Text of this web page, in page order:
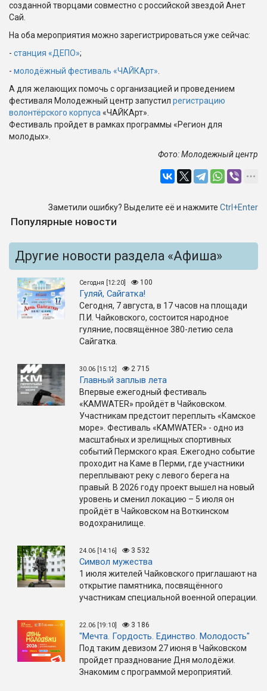
созданной творцами совместно с российской звездой Анет
Сай.
На оба мероприятия можно зарегистрироваться уже сейчас:
- станция «ДЕПО»;
- молодёжный фестиваль «ЧАЙКАрт»
А для желающих помочь с организацией и проведением
фестиваля Молодежный центр запустил регистрацию
волонтёрского корпуса «ЧАЙКАрт».
Фестиваль пройдет в рамках программы «Регион для
молодых».
Фото: Молодежный центр
Заметили ошибку? Выделите её и нажмите Ctrl+Enter
Популярные новости
Другие новости раздела «Афиша»
Сегодня [12:20] 100
Гуляй, Сайгатка!
Сегодня, 7 августа, в 17 часов на площади
П.И. Чайковского, состоится народное
гуляние, посвящённое 380-летию села
Сайгатка.
30.06 [15:12] 2 715
Главный заплыв лета
Впервые ежегодный фестиваль
«KAMWATER» пройдёт в Чайковском.
Участникам предстоит переплыть «Камское
море». Фестиваль «KAMWATER» - одно из
масштабных и зрелищных спортивных
событий Пермского края. Ежегодно событие
проходит на Каме в Перми, где участники
переплывают реку с левого берега на
правый. В 2026 году проект вышел на новый
уровень и сменил локацию – 5 июля он
пройдёт в Чайковском на Воткинском
водохранилище.
24.06 [14:16] 3 532
Символ мужества
1 июля жителей Чайковского приглашают на
открытие памятника, посвящённого
участникам специальной военной операции.
22.06 [19:10] 3 186
"Мечта. Гордость. Единство. Молодость"
Под таким девизом 27 июня в Чайковском
пройдет празднование Дня молодёжи.
Знакомим с программой мероприятий.